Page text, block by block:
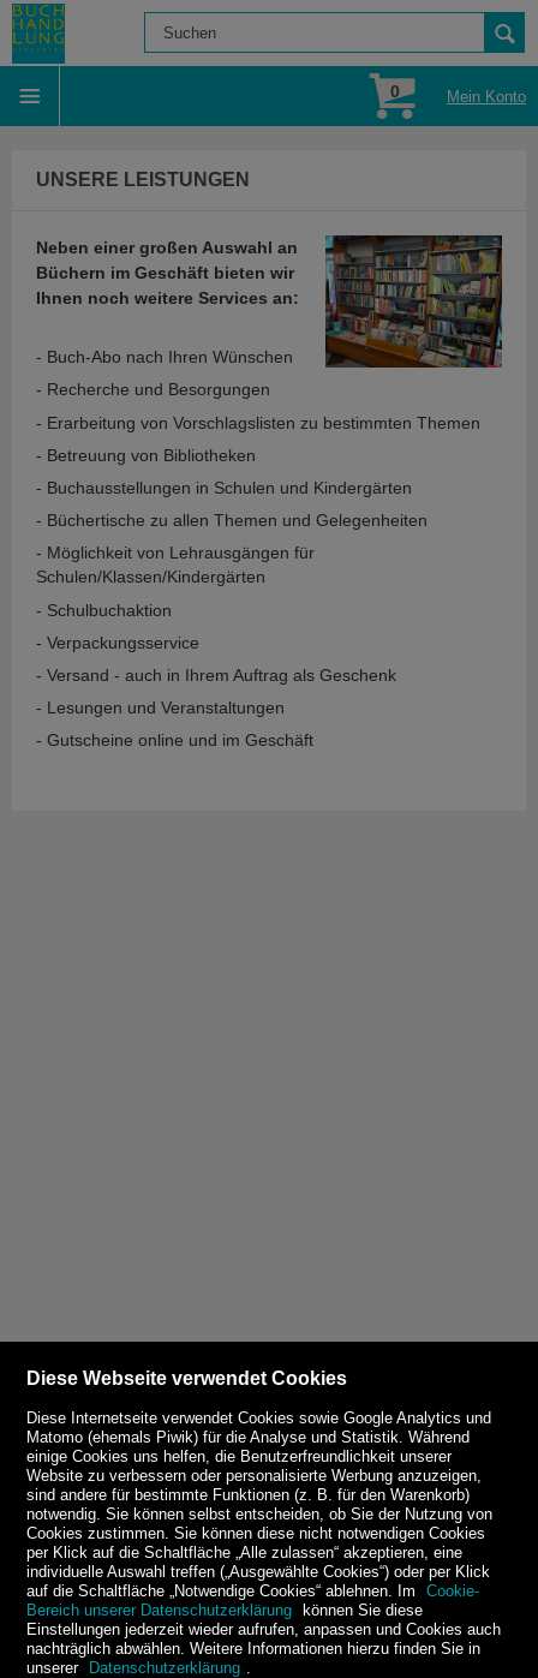
0 Mein Konto
UNSERE LEISTUNGEN
Neben einer großen Auswahl an
Büchern im Geschäft bieten wir
Ihnen noch weitere Services an:
- Buch-Abo nach Ihren Wünschen
- Recherche und Besorgungen
- Erarbeitung von Vorschlagslisten zu bestimmten Themen
- Betreuung von Bibliotheken
- Buchausstellungen in Schulen und Kindergärten
- Büchertische zu allen Themen und Gelegenheiten
- Möglichkeit von Lehrausgängen für
Schulen/Klassen/Kindergärten
- Schulbuchaktion
- Verpackungsservice
- Versand - auch in Ihrem Auftrag als Geschenk
- Lesungen und Veranstaltungen
- Gutscheine online und im Geschäft
Diese Webseite verwendet Cookies
Diese Internetseite verwendet Cookies sowie Google Analytics und
Matomo (ehemals Piwik) für die Analyse und Statistik. Während
einige Cookies uns helfen, die Benutzerfreundlichkeit unserer
Website zu verbessern oder personalisierte Werbung anzuzeigen,
sind andere für bestimmte Funktionen (z. B. für den Warenkorb)
notwendig. Sie können selbst entscheiden, ob Sie der Nutzung von
Cookies zustimmen. Sie können diese nicht notwendigen Cookies
per Klick auf die Schaltfläche „Alle zulassen“ akzeptieren, eine
individuelle Auswahl treffen („Ausgewählte Cookies“) oder per Klick
auf die Schaltfläche „Notwendige Cookies“ ablehnen. Im
Cookie-
Bereich unserer Datenschutzerklärung können Sie diese
Einstellungen jederzeit wieder aufrufen, anpassen und Cookies auch
nachträglich abwählen. Weitere Informationen hierzu finden Sie in
unserer Datenschutzerklärung